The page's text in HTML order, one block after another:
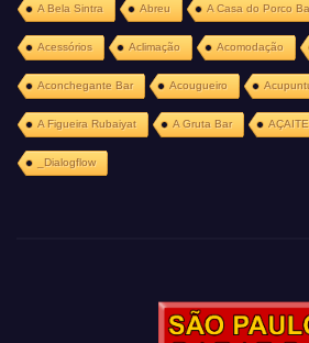
A Bela Sintra Abreu A Casa do Porco
Acessórios Aclimação Acomodação
Aconchegante Bar Acougueiro
A Figueira Rubaiyat A Gruta Bar
_Dialogflow